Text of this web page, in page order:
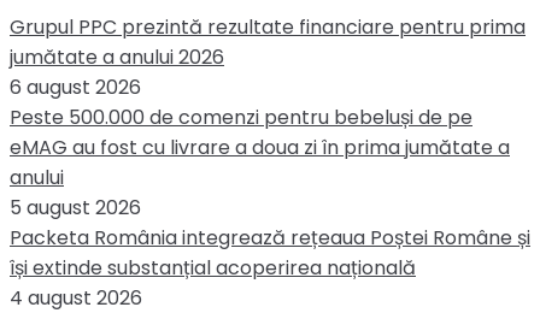
Grupul PPC prezintă rezultate financiare pentru prima
jumătate a anului 2026
6 august 2026
Peste 500.000 de comenzi pentru bebeluși de pe
eMAG au fost cu livrare a doua zi în prima jumătate a
anului
5 august 2026
Packeta România integrează rețeaua Poștei Române și
își extinde substanțial acoperirea națională
4 august 2026